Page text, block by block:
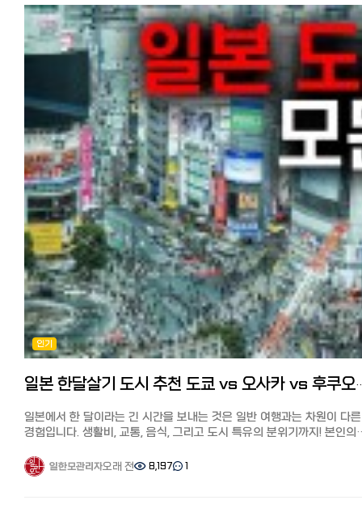
이번에는 일본에서 한국 넷플릭스를 시청하는 방법과 한국 드라마 라인
작품수가 다른 이유를 정리해 설명드렸습니다.
다양한 동영상 스트리밍 서비스 중에서도 화제가 되는 오리지널 작품이
많은 넷플릭스를 이용하는 분들이 많을 것 같습니다.
VPN을 이용해 한국 버전 넷플릭스에 연결하면 넷플릭스를 200% 즐길
이번 기사를 참고해서 넷플릭스에서 한국 드라마를 더 즐겨보세요^^
【추천기사】 일본에서 한국 방송 실시간, 다시보기 무료로 보는 방법 현지
한국인이 총정리 https://korean.co.jp/life2/41 [일본에서 집 구하
추천 부동산 사이트와 쉐어하우스, 한국부동산과 꿀팁까지
https://korean.co.jp/life_realestate/1 [일본 인터넷 개통과 설치]
거주 한국인 추천 6사의 속도와 요금, 직접 써 본 후기
https://korean.co.jp/life2/135 일본에서 집 사기, 주택론의 모든
이자, 대출 한도, 추천 은행, 화재보험까지
https://korean.co.jp/life_realestate/7 일본에서 한국송금 현지인
추천 6사 비교분석! 저렴하고 편한 송금과 한도, 수수료 할인 쿠폰까지
https://korean.co.jp/life2/308 일본 취업, 전직 사이트 추천! 한국
선배가 전수하는 꿀팁과 구인구직 시장 https://korean.co.jp/life3/
[일본 거주자들의 재테크] 니사, 주식, 포인트 등 목돈 만드는 법과 선배
꿀팁 https://korean.co.jp/life4/1 일본 핸드폰, 통신사 추천은?
알뜰폰(格安SIM) 5사 비교분석, 개통 절차, 주의점과 사용 후기
https://korean.co.jp/life2/10 일본에서 전기, 가스 요금 아끼기!
알려주고 싶지 않은 팁, 캐쉬백, 쿠폰링크. 8년간 실제 광열비
https://korean.co.jp/life2/11 재일한국인이 추천하는 일본 신용카드
7선!연회비 무료, 심사 잘 나고 혜택이 높은 카드는?
https://korean.co.jp/life2/130 한국 포켓 와이파이 대여와 선불
https://korean.co.jp/life4/7
신품을 살지 여러모로 비교를 해봤습니다. 2-3만엔 정도 더 들여 신품을
구매할 경우 저렴한 곳을 가르쳐 드리겠습니다. 신품 에어컨+공사비
가격비교를 해봤는데, 검색하면 이름없는 에어컨 전문 사이트가 많이
나옵니다만, 성수기라 연락이 원활하지 않거나 공사가 3주 4주후가 된
합니다. 빅카메라 등 대형양판점보다 아마존과 라쿠텐이치바가 제품도
업체도 많아 전체적으로 가격대가 저렴하고 성수기에도 비교적 공사수
빨리 되었습니다. (몇군데 전화문의한 바, 빠른 곳이 5일 이내 배송과 설
가능) 아마존에서 신품 에어컨 보기 라쿠텐이치바에서 신품 에어컨
마무리 어떠셨나요? 부담되는 가전 중에 하나인 에어컨을 저렴하게
구매하고 청소할 수 있는 방법을 제 경험을 토대로 정리해드렸습니다.
일본은 많은 집이 연중 에어컨으로 난방, 냉방을 하고 있죠. 이번 기사를
참고로 좋은 에어컨 장만하셔서 일년내내 편히 쓰시기 바랍니다.
【추천기사】 일본에서 전자제품 싸게 사기. 한국보다 저렴한 제품과 구입
꿀팁 https://korean.co.jp/life2/159 일본 온라인 쇼핑몰 추천 6선과
활용법: 라쿠텐, 아마존 재팬, 야후 쇼핑, 테무, 조조타운, 모노타로 비교
https://korean.co.jp/life2/175 바퀴벌레에서 벗어나고 싶다! 일본
선배들이 전수하는 퇴치법과 추천약 https://korean.co.jp/life2/7
[일본 이사업체 추천] 견적 절차와 비용, 가격협상의 팁! 최저가로 이사하
https://korean.co.jp/life_realestate/4 일본에서 집 사기, 주택론
모든 것! 이자, 대출 한도, 추천 은행, 화재보험까지
https://korean.co.jp/life_realestate/7 [일본 거주자들의 재테크]
니사, 주식, 포인트 등 목돈 만드는 법과 선배들의 꿀팁
https://korean.co.jp/life4/1 일본 핸드폰, 통신사 추천은? 알뜰폰
https://korean.co.jp/life2/10 일본에서 전기, 가스 요금 아끼기!
https://korean.co.jp/life2/11 재일한국인이 추천하는 일본 신용카드
7선! 연회비 무료, 심사 잘 나고 혜택이 높은 카드는?
가지 않아도 쉽게 구입할 수 있게 되었습니다.
한국 화장품 온라인 쇼핑몰중에서도 신뢰성과 인기가 높고, 저렴하며
배송도 빠른 사이트를 중심으로 8개 사이트를 소개합니다. 한국 화장품,
인기가 높은 이유는 무엇일까? 우선 한국 화장품이 일본에서 인기가 있
이유를 간단히 정리하면 다음과 같습니다.
・트렌드를 만들어내는 속도가 빠르다
・가격은 저렴한데 품질이 좋다
・SNS와 K-POP의 영향
・패키지가 귀엽고 세련됐다
배송비가 비싸다? 관세가 붙는다? 예전에는 상품 가격보다 높은 배송
들고 해외 발송으로 주문 금액이 15,500엔을 초과하면 배송 시 관세·기
세금·수수료 등이 부과되었습니다.
하지만 최근 한국 화장품 인기가 상승하면서 일본 국내 배송을 하는 아
라쿠텐 등은 300~800엔 정도이며, 일정 금액 이상 구매 시 배송료가
무료인 쇼핑몰도 많이 있습니다.
관세 등도 온라인 쇼핑몰 측에서 부담하므로 추가 비용이 발생하지
않습니다.
배달까지 얼마나 걸릴까? 예전에는 한국 화장품 온라인 쇼핑몰 자체가
적었고, 한국에서 직배송이 되다 보니 배송비도 비싸고, 시간도 보통 10
이상 걸렸습니다.
최근에는 일본 국내 배송(예: 아마존, 라쿠텐 일부 매장)의 경우 1~3일,
한국에서 직배송은 평균 5~10일 정도 걸립니다.
온라인 쇼핑몰에 입점한 매장이나 시기에 따라 배송 기간이 달라질 수
있으며, 세일 기간(Qoo10 메가 할인 등)에는 10일 이상 걸릴 수도 있으니
확인이 필요합니다.
그럼 제가 직접 사용해 본 한국 화장품 온라인 쇼핑몰 추천 8개 사이트를
드럭스토어인 올리브영. 전에 한국에는 약품·화장품·잡화 등 다양한 물
취급하는 드럭스토어가 별로 없었지만, 현재 K코스메와 K뷰티의 인기가
상승하면서 올리브영은 전 세계 관광객이 모이는 한국 뷰티 샵의 성지가
되었습니다.
인기
일본 한달살기 도시 추천 도
일본에서 한 달이라는 긴 시간을 보내는 것은 일반 여행과는 차원이 다른
경험입니다. 생활비, 교통, 음식, 그리고 도시 특유의 분위기까지! 본인의
4곳을 철저히 분석해 드립니다.
1. 한 달 생활비 비교: 예산에 맞는 선택은? 거주 비용은 한달살기의 성패
일한모관리자오래 전 8,197 1